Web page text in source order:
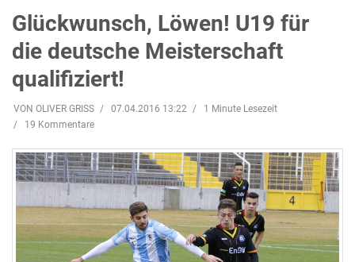
Glückwunsch, Löwen! U19 für
die deutsche Meisterschaft
qualifiziert!
VON OLIVER GRISS 07.04.2016 13:22
1 Minute Lesezeit
19 Kommentare